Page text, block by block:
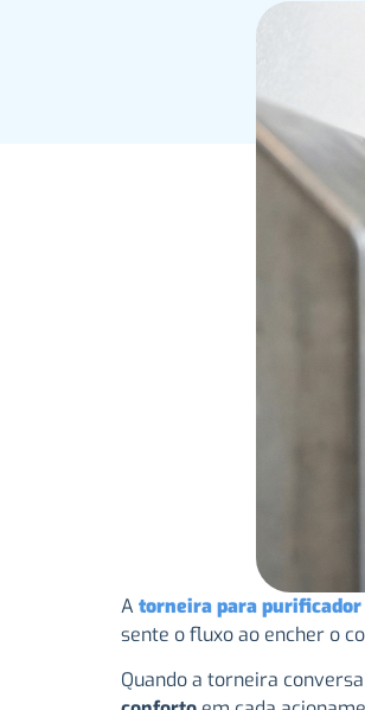
A torneira para purificador
sente o fluxo ao encher o
Quando a torneira